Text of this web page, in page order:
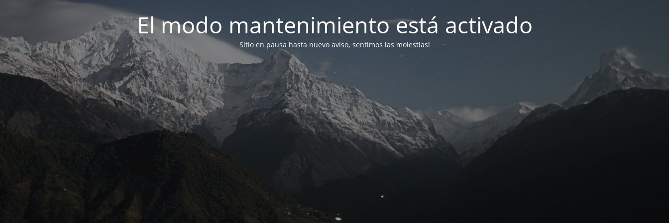
El modo mantenimiento está activado
Sitio en pausa hasta nuevo aviso, sentimos las molestias!